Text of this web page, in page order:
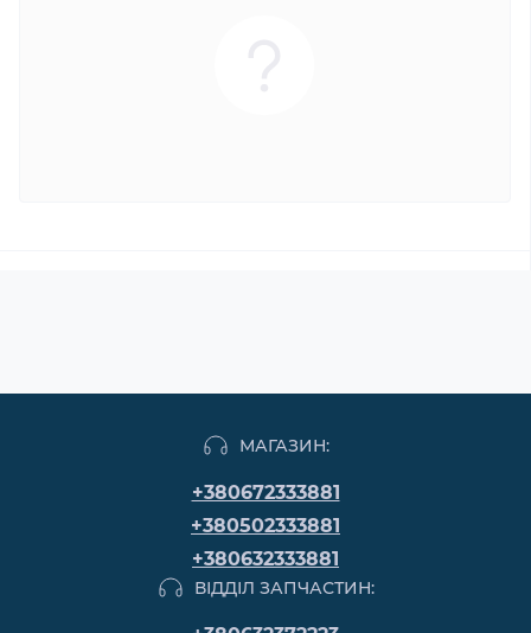
МАГАЗИН:
+380672333881
+380502333881
+380632333881
ВІДДІЛ ЗАПЧАСТИН: